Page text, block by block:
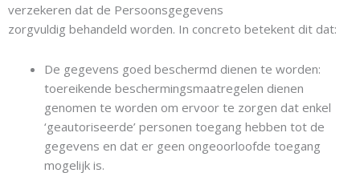
verzekeren dat de Persoonsgegevens
zorgvuldig behandeld worden. In concreto betekent dit dat:
De gegevens goed beschermd dienen te worden:
toereikende beschermingsmaatregelen dienen
genomen te worden om ervoor te zorgen dat enkel
‘geautoriseerde’ personen toegang hebben tot de
gegevens en dat er geen ongeoorloofde toegang
mogelijk is.